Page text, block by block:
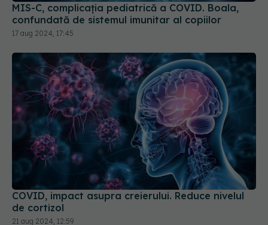
MIS-C, complicația pediatrică a COVID. Boala,
confundată de sistemul imunitar al copiilor
17 aug 2024, 17:45
COVID, impact asupra creierului. Reduce nivelul
de cortizol
21 aug 2024, 12:59